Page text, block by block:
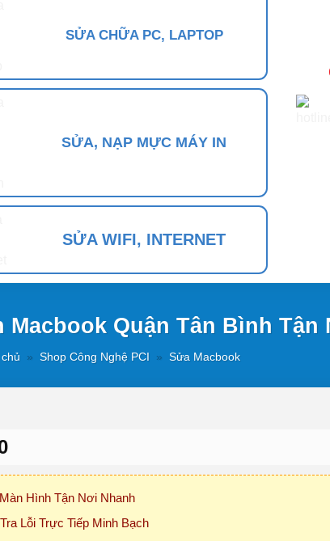
SỬA CHỮA PC, LAPTOP
SỬA, NẠP MỰC MÁY IN
SỬA WIFI, INTERNET
Macbook Quận Tân Bình Tận
» Shop Công Nghệ PCI » Sửa Macbook
Hình Tận Nơi Nhanh
Lỗi Trực Tiếp Minh Bạch